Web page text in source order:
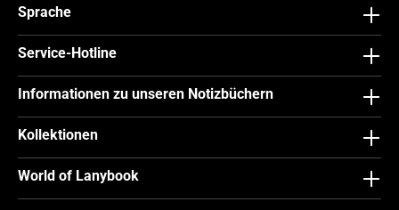
Sprache
Service-Hotline
Informationen zu unseren Notizbüchern
Kollektionen
World of Lanybook